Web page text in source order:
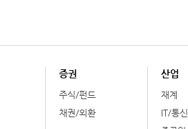
증권
주식/펀드
채권/외환
산업
재계
IT/통신